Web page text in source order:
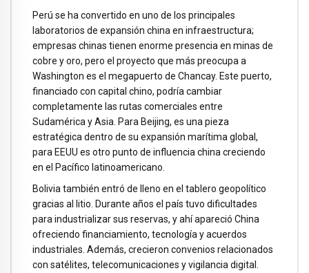
Perú se ha convertido en uno de los principales
laboratorios de expansión china en infraestructura;
empresas chinas tienen enorme presencia en minas de
cobre y oro, pero el proyecto que más preocupa a
Washington es el megapuerto de Chancay. Este puerto,
financiado con capital chino, podría cambiar
completamente las rutas comerciales entre
Sudamérica y Asia. Para Beijing, es una pieza
estratégica dentro de su expansión marítima global,
para EEUU es otro punto de influencia china creciendo
en el Pacífico latinoamericano.
Bolivia también entró de lleno en el tablero geopolítico
gracias al litio. Durante años el país tuvo dificultades
para industrializar sus reservas, y ahí apareció China
ofreciendo financiamiento, tecnología y acuerdos
industriales. Además, crecieron convenios relacionados
con satélites, telecomunicaciones y vigilancia digital.